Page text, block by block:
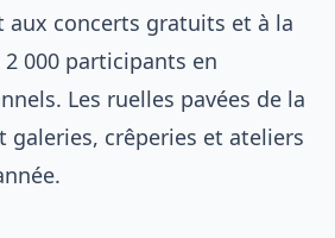
aux concerts gratuits et à la
000 participants en
Les ruelles pavées de la
galeries, crêperies et ateliers